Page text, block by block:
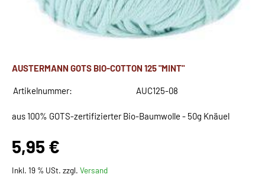
AUSTERMANN GOTS BIO-COTTON 125 "MINT"
Artikelnummer: AUC125-08
aus 100% GOTS-zertifizierter Bio-Baumwolle - 50g Knäuel
5,95 €
Inkl. 19 % USt. zzgl. Versand